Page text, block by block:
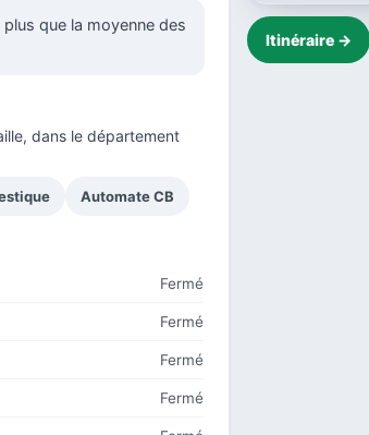
que la moyenne des
dans le département
Automate CB
Fermé
Fermé
Fermé
Fermé
Itinéraire →